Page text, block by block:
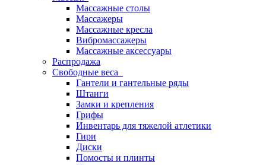
Массажные столы
Массажеры
Массажные кресла
Вибромассажеры
Массажные аксессуары
Распродажа
Свободные веса
Гантели и гантельные ряды
Штанги
Замки и крепления
Грифы
Инвентарь для тяжелой атлетики
Гири
Диски
Помосты и плинты